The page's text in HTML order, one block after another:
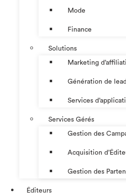
Mode
Finance
Solutions
Marketing
Génération de
Services
Services Gérés
Gestion des
Acquisition
Gestion des
Éditeurs